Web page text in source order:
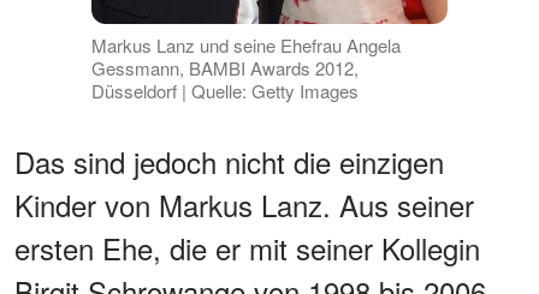
Markus Lanz und seine Ehefrau Angela
Gessmann, BAMBI Awards 2012,
Düsseldorf | Quelle: Getty Images
Das sind jedoch nicht die einzigen
Kinder von Markus Lanz. Aus seiner
ersten Ehe, die er mit seiner Kollegin